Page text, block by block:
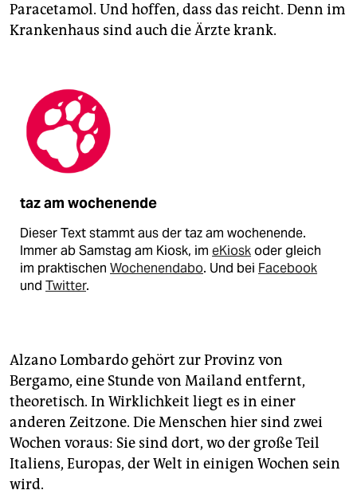
Paracetamol. Und hoffen, dass das reicht. Denn im
Krankenhaus sind auch die Ärzte krank.
taz am wochenende
Dieser Text stammt aus der taz am wochenende.
Immer ab Samstag am Kiosk, im eKioskoder gleich
im praktischen Wochenendabo. Und bei Facebook
und Twitter.
Alzano Lombardo gehört zur Provinz von
Bergamo, eine Stunde von Mailand entfernt,
theoretisch. In Wirklichkeit liegt es in einer
anderen Zeitzone. Die Menschen hier sind zwei
Wochen vo­raus: Sie sind dort, wo der große Teil
Italiens, Europas, der Welt in einigen Wochen sein
wird.